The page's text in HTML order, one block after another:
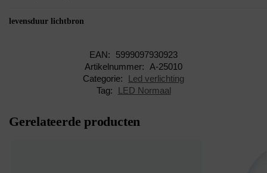
levensduur lichtbron
EAN:
5999097930923
Artikelnummer: A-25010
Categorie:
Led verlichting
Tag:
LED Normaal
Gerelateerde producten